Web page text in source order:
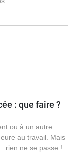
: que faire ?
ou à un autre.
au travail. Mais
rien ne se passe !